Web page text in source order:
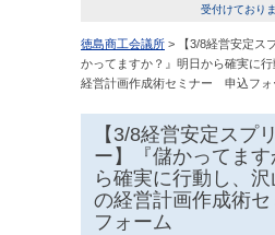
受付けており
徳島商工会議所 > 【3/8経営安定ス
かってますか？』明日から確実に
経営計画作成術セミナー 申込フォ
【3/8経営安定スプ
ー】『儲かってま
ら確実に行動し、
の経営計画作成術
フォーム